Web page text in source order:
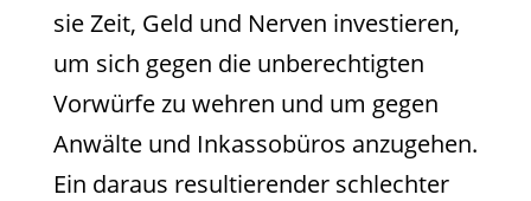
sie Zeit, Geld und Nerven investieren,
um sich gegen die unberechtigten
Vorwürfe zu wehren und um gegen
Anwälte und Inkassobüros anzugehen.
Ein daraus resultierender schlechter